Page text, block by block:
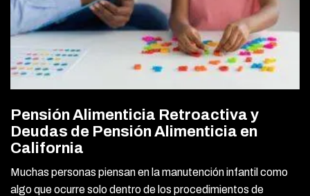
Pensión Alimenticia Retroactiva y
Deudas de Pensión Alimenticia en
California
Muchas personas piensan en la manutención infantil como
algo que ocurre solo dentro de los procedimientos de